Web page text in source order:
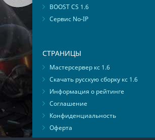
BOOST CS 1.6
Сервис No-IP
СТРАНИЦЫ
Мастерсервер кс 1.6
Скачать русскую сборку кс 1.6
Информация о рейтинге
Соглашение
Конфиденциальность
Оферта